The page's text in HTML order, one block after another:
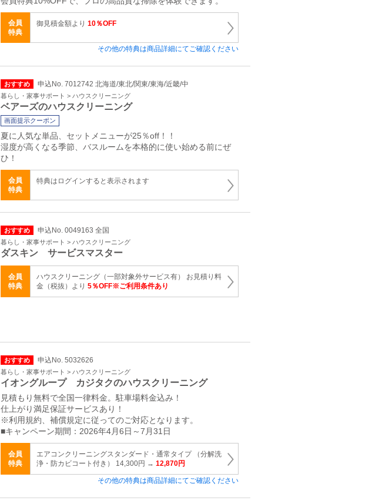
会員
特典
御見積金額より 10％OFF
その他の特典は商品詳細にてご確認ください
おすすめ 申込No. 7012742 北海道/東北/関東/東海/近畿/中
暮らし・家事サポート > ハウスクリーニング
ベアーズのハウスクリーニング
画面提示クーポン
夏に人気な単品、セットメニューが25％off！！
湿度が高くなる季節、バスルームを本格的に使い始める前にぜ
ひ！
会員
特典
特典はログインすると表示されます
おすすめ 申込No. 0049163 全国
暮らし・家事サポート > ハウスクリーニング
ダスキン サービスマスター
会員
特典
ハウスクリーニング（一部対象外サービス有） お見積り料
金（税抜）より 5％OFF※ご利用条件あり
おすすめ 申込No. 5032626
暮らし・家事サポート > ハウスクリーニング
イオングループ カジタクのハウスクリーニング
見積もり無料で全国一律料金。駐車場料金込み！
仕上がり満足保証サービスあり！
※利用規約、補償規定に従ってのご対応となります。
■キャンペーン期間：2026年4月6日～7月31日
会員
特典
エアコンクリーニングスタンダード・通常タイプ （分解洗
浄・防カビコート付き） 14,300円 → 12,870円
その他の特典は商品詳細にてご確認ください